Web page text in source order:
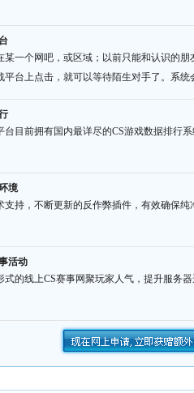
某一个网吧，或区域；以前只能和认识的
平台上点击，就可以等待陌生对手了。系
台目前拥有国内最详尽的CS游戏数据排行
境
支持，不断更新的反作弊插件，有效确保
活动
式的线上CS赛事网聚玩家人气，提升服务